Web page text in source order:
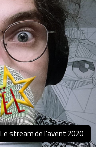
Le stream de l'avent 2020